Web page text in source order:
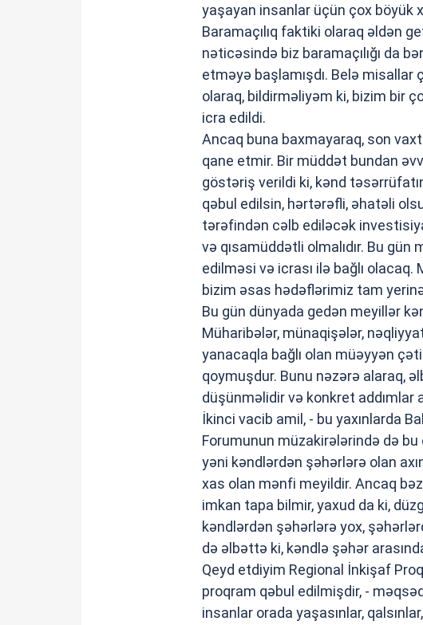
yaşayan insanlar üçün çox böyük
Baramaçılıq faktiki olaraq əldən
nəticəsində biz baramaçılığı da
etməyə başlamışdı. Belə
olaraq, bildirməliyəm ki, bizim bir
icra edildi.
Ancaq buna baxmayaraq, son
qane etmir. Bir müddət bundan
göstəriş verildi ki, kənd
qəbul edilsin, hərtərəfli, əhatəli
tərəfindən cəlb ediləcək
və qısamüddətli olmalıdır. Bu
edilməsi və icrası ilə bağlı
bizim əsas hədəflərimiz tam
Bu gün dünyada gedən meyillər
Müharibələr, münaqişələr,
yanacaqla bağlı olan müəyyən
qoymuşdur. Bunu nəzərə alaraq,
düşünməlidir və konkret addımlar
İkinci vacib amil, - bu yaxınlarda
Forumunun müzakirələrində də bu
yəni kəndlərdən şəhərlərə olan
xas olan mənfi meyildir. Ancaq
imkan tapa bilmir, yaxud da ki,
kəndlərdən şəhərlərə yox,
də əlbəttə ki, kəndlə şəhər
Qeyd etdiyim Regional İnkişaf
proqram qəbul edilmişdir, -
insanlar orada yaşasınlar,